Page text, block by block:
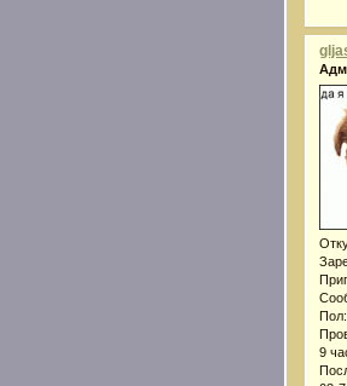
Пол:
9